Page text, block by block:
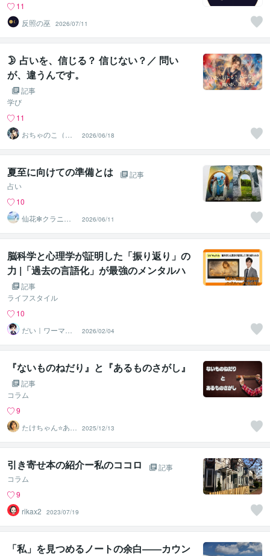
11
反照の巫
2026/07/11
🌛 占いを、信じる？ 信じない？／ 問い
が、違うんです。
記事
学び
11
おちゃのこ（御
茶乃子祭々）
2026/06/18
夏至に向けての準備とは
記事
占い
10
仙花✻クラニオ
療法遠隔ヒーリ
ング
2026/06/11
脳科学と心理学が証明した「振り返り」の
力 |「過去の言語化」が最強のメンタルハ
ックである理由
記事
ライフスタイル
10
だい｜ワーママ
専門｜0から見直
す本音人生
2026/02/04
『ないものねだり』と『あるものさがし』
記事
コラム
9
たけちゃん⭐あな
たの魅力を見つ
ける対話人
2025/12/13
引き寄せ本の紹介ー私のココロ
記事
コラム
9
rikax2
2023/07/19
「私」を見つめるノートの余白――カウン